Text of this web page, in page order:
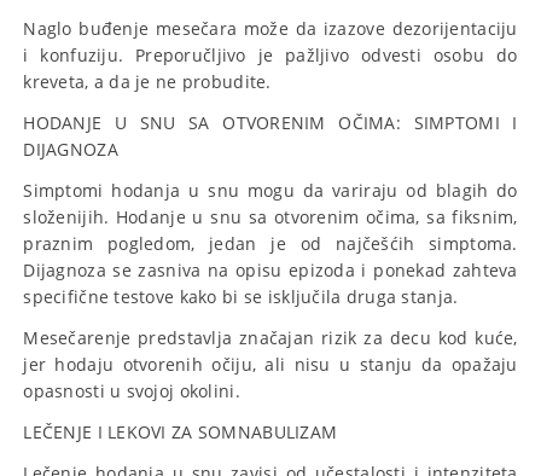
Naglo buđenje mesečara može da izazove dezorijentaciju
i konfuziju. Preporučljivo je pažljivo odvesti osobu do
kreveta, a da je ne probudite.
HODANJE U SNU SA OTVORENIM OČIMA: SIMPTOMI I
DIJAGNOZA
Simptomi hodanja u snu mogu da variraju od blagih do
složenijih. Hodanje u snu sa otvorenim očima, sa fiksnim,
praznim pogledom, jedan je od najčešćih simptoma.
Dijagnoza se zasniva na opisu epizoda i ponekad zahteva
specifične testove kako bi se isključila druga stanja.
Mesečarenje predstavlja značajan rizik za decu kod kuće,
jer hodaju otvorenih očiju, ali nisu u stanju da opažaju
opasnosti u svojoj okolini.
LEČENJE I LEKOVI ZA SOMNABULIZAM